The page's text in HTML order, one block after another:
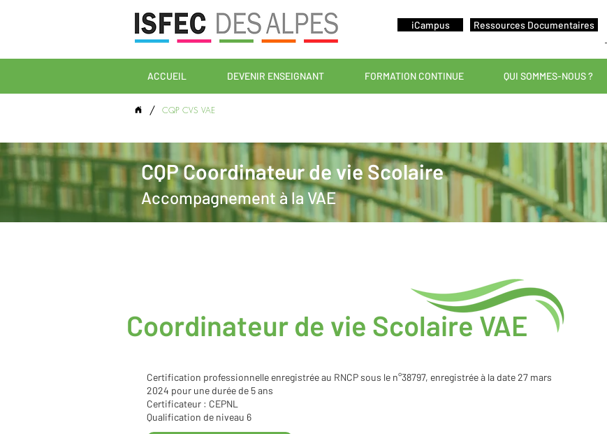
iCampus
Ressources Documentaires
ACCUEIL DEVENIR ENSEIGNANT FORMATION CONTINUE QUI SOMMES-NOUS ?
CQP Coordinateur de vie Scolaire
Accompagnement à la VAE
Coordinateur de vie Scolaire VAE
Certification professionnelle enregistrée au RNCP sous le n°38797, enregistrée à la date 27 mars
2024 pour une durée de 5 ans
Certificateur : CEPNL
Qualification de niveau 6
/ CQP CVS VAE